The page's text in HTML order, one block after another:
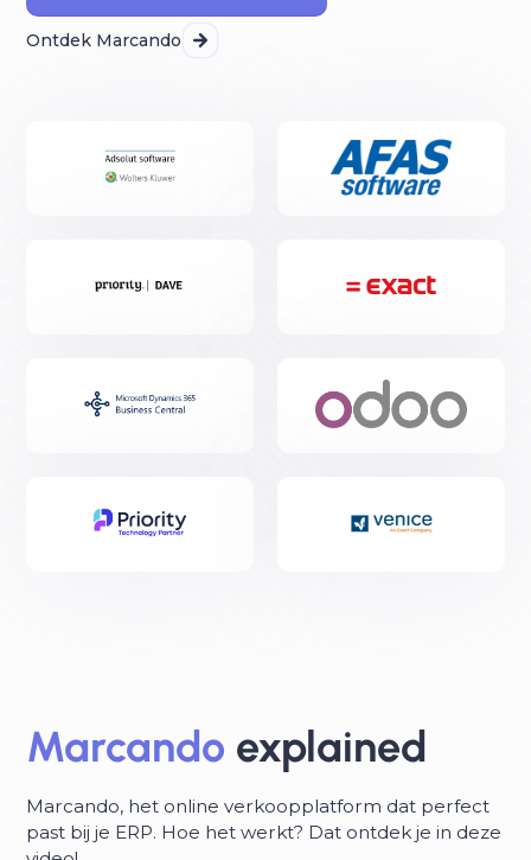
Ontdek Marcando
Marcando explained
Marcando, het online verkoopplatform dat perfect
past bij je ERP. Hoe het werkt? Dat ontdek je in deze